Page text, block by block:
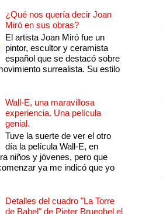
¿Qué nos quería decir Joan
Miró en sus obras?
El artista Joan Miró fue un
pintor, escultor y ceramista
español que se destacó sobre
surrealista. Su estilo
Wall-E, una maravillosa
experiencia. Una película
genial.
Tuve la suerte de ver el otro
día la película Wall-E, en
niños y jóvenes, pero que
ya me indicó que yo
Detalles del cuadro "La Torre
de Babel" de Pieter Brueghel el